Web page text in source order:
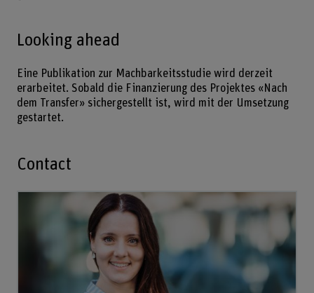
Looking ahead
Eine Publikation zur Machbarkeitsstudie wird derzeit
erarbeitet. Sobald die Finanzierung des Projektes «Nach
dem Transfer» sichergestellt ist, wird mit der Umsetzung
gestartet.
Contact